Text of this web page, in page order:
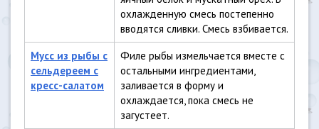
охлажденную смесь постепенно
вводятся сливки. Смесь взбивается.
Мусс из рыбы с
сельдереем с
кресс-салатом
Филе рыбы измельчается вместе с
остальными ингредиентами,
заливается в форму и
охлаждается, пока смесь не
загустеет.